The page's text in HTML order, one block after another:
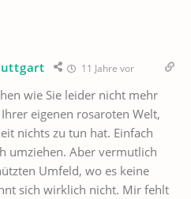
11 Jahre vor
wie Sie leider nicht mehr
eigenen rosaroten Welt,
nichts zu tun hat. Einfach
umziehen. Aber vermutlich
Umfeld, wo es keine
sich wirklich nicht. Mir fehlt